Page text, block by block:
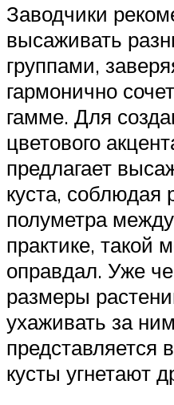
Заводчики
высаживать
группами,
гармонично
гамме. Для
цветового
предлагает
куста, соблюдая
полуметра
практике, такой
оправдал. Уже
размеры
ухаживать за
кусты угнетают